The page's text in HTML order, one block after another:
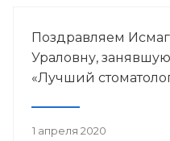
Поздравляем
Ураловну,
«Лучший
1 апреля 2020